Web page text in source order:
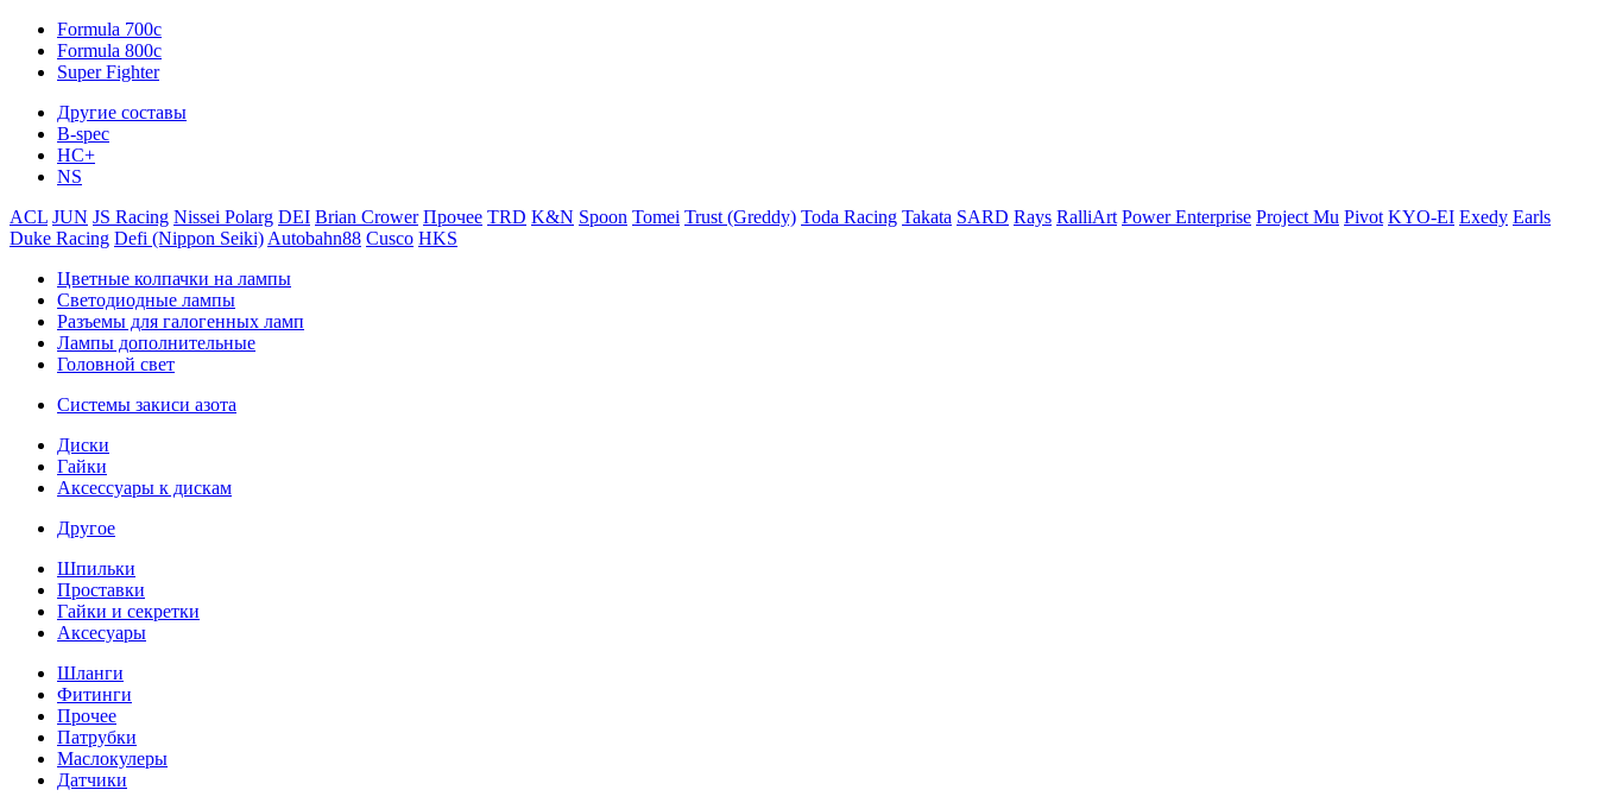
Formula 700c
Formula 800c
Super Fighter
Другие составы
B-spec
HC+
NS
ACL JUN JS Racing Nissei Polarg DEI Brian Crower Прочее TRD K&N Spoon Tomei Trust (Greddy) Toda Racing Takata SARD Rays RalliArt Power Enterprise Project Mu Pivot KYO-EI Exedy Earls
Duke Racing Defi (Nippon Seiki) Autobahn88 Cusco HKS
Цветные колпачки на лампы
Светодиодные лампы
Разъемы для галогенных ламп
Лампы дополнительные
Головной свет
Системы закиси азота
Диски
Гайки
Аксессуары к дискам
Другое
Шпильки
Проставки
Гайки и секретки
Аксесуары
Шланги
Фитинги
Прочее
Патрубки
Маслокулеры
Датчики